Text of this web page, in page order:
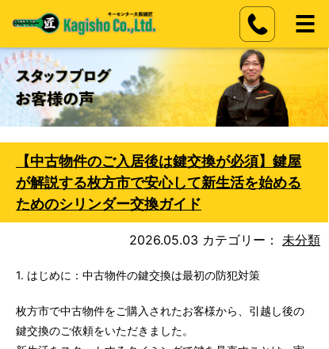
【中古物件のご入居後は鍵交換が必須】鍵屋
が解説する枚方市で安心して新生活を始める
ためのシリンダー交換ガイド
2026.05.03 カテゴリー： 未分類
1. はじめに：中古物件の鍵交換は最初の防犯対策
枚方市で中古物件をご購入されたお客様から、引越し後の
鍵交換のご依頼をいただきました。